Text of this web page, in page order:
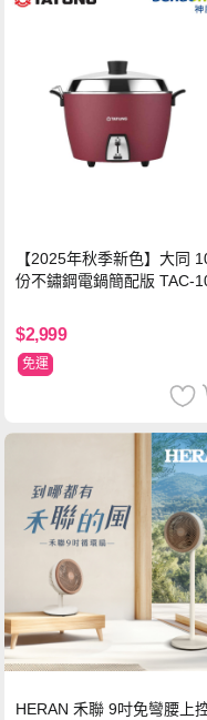
【2025年秋季新色】大同
份不鏽鋼電鍋簡配版 TAC-
$2,999
免運
HERAN 禾聯 9吋免彎腰上